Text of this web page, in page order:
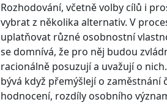
Rozhodování, včetně volby cílů i
vybrat z několika alternativ. V
uplatňovat různé osobnostní
se domnívá, že pro něj budou
racionálně posuzují a uvažují o
bývá když přemýšlejí o
hodnocení, rozdíly osobního